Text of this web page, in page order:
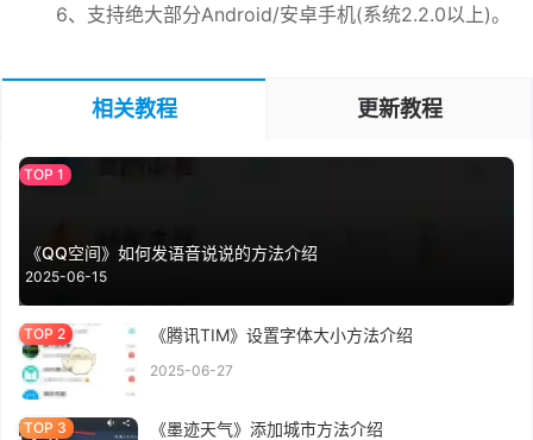
6、支持绝大部分Android/安卓手机(系统2.2.0以上)。
相关教程 更新教程
《QQ空间》如何发语音说说的方法介绍
2025-06-15
《腾讯TIM》设置字体大小方法介绍
2025-06-27
《墨迹天气》添加城市方法介绍